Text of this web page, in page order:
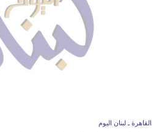
القاهرة ـ لبنان اليوم